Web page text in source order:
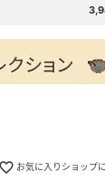
favorite_border お気に入りショップ